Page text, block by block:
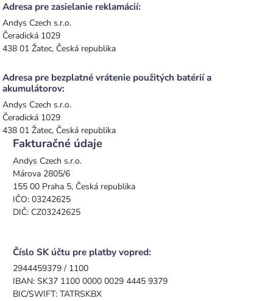
Adresa pre zasielanie reklamácií:
Andys Czech s.r.o.
Čeradická 1029
438 01 Žatec, Česká republika
Adresa pre bezplatné vrátenie použitých batérií a
akumulátorov:
Andys Czech s.r.o.
Čeradická 1029
438 01 Žatec, Česká republika
Fakturačné údaje
Andys Czech s.r.o.
Márova 2805/6
155 00 Praha 5, Česká republika
IČO: 03242625
DIČ: CZ03242625
Číslo SK účtu pre platby vopred:
2944459379 / 1100
IBAN: SK37 1100 0000 0029 4445 9379
BIC/SWIFT: TATRSKBX